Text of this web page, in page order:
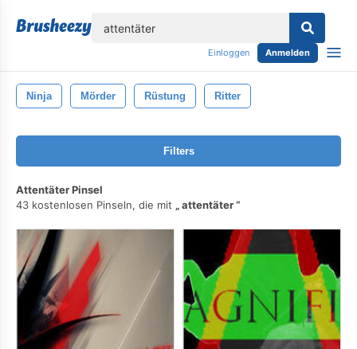
Einloggen Anmelden
Ninja Mörder Rüstung Ritter
Filters
Attentäter Pinsel
43 kostenlosen Pinseln, die mit
attentäter